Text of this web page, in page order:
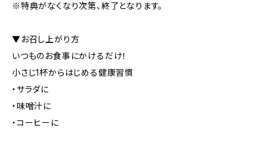
※特典がなくなり次第、終了となります。
▼お召し上がり方
いつものお食事にかけるだけ！
小さじ1杯からはじめる健康習慣
・サラダに
・味噌汁に
・コーヒーに